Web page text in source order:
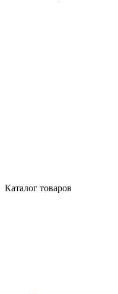
Каталог товаров